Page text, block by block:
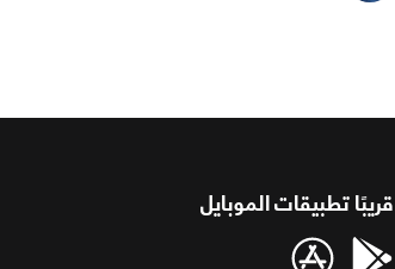
قريبًا تطبيقات الموبايل